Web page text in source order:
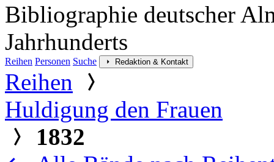
Bibliographie deutscher
Jahrhunderts
Reihen Personen Suche Redaktion & Kontakt
Reihen
Huldigung den Frauen
1832